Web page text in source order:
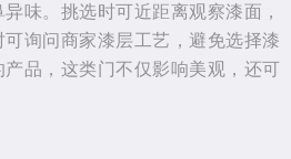
味。挑选时可近距离观察漆面，
询问商家漆层工艺，避免选择漆
品，这类门不仅影响美观，还可